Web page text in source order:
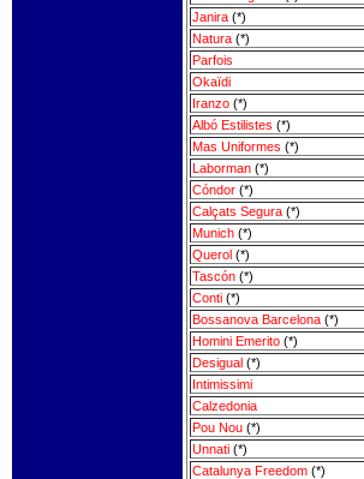
Janira (*)
Natura (*)
Parfois
Okaïdi
Iranzo (*)
Albó Estilistes (*)
Mas Uniformes (*)
Laborman (*)
Cóndor (*)
Calçats Segura (*)
Munich (*)
Querol (*)
Tascón (*)
Conti (*)
Bossanova Barcelona (*)
Homini Emerito (*)
Desigual (*)
Intimissimi
Calzedonia
Pou Nou (*)
Unnati (*)
Catalunya Freedom (*)